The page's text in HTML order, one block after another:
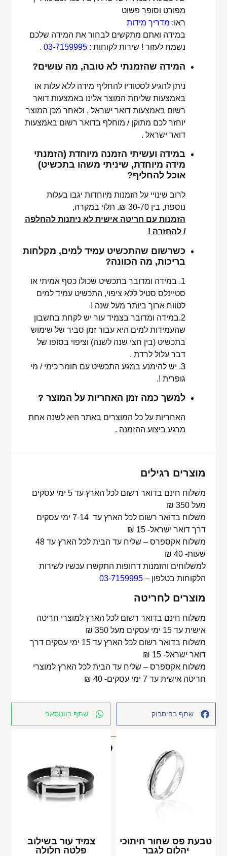
מפורט וסופר פשוט
ראו: מדריך מידות
במידה ואתם מתקשים לבחור את המידה שלכם
נשמח לעזור ! שירות לקוחות :03-7159995
.
המידה שהזמנתי לא טובה, מה עושים?
ניתן להגיע לסטודיו להחליף מידה ללא עלות או
באמצעות שליחת המוצר אלינו באמצעות דואר
רשום באמצעות דואר ישראל , ולאחר מכן המוצר
יוחזר לכם מתוקן / מוחלף בדואר רשום באמצעות
דואר ישראל .
במידה ועשיתי הזמנה מיוחדת (הזמנתי
מידה מיוחדת, שיניתי משהו בתכשיט)
אוכל להחליף?
לרוב שינויי על הזמנות מיוחדות יגבו בעלות
נוספת, בין 30-70 ₪. תלוי במקרה,
הזמנות עם חריטה אישית לא ניתנות להחלפה
/ להחזרה !
כשרשום שהתכשיט עמיד למים, מקלחות
בריכות, מה הכוונה?
1. במידה ומדובר בתכשיט שכולו כסף אמיתי או
סטיינלס סטיל ללא ציפוי, התכשיט עמיד למים
לטווח ארוך ביותר מעל שנה !
2.במידה ומדובר בצמיד עור יש לקחת בחשבון
שהעמידות למים היא עבור זמן סביר של שימוש
בתכשיט (בין חצי שנה לשנה) וציפוי בסופו של
דבר עלול לרדת .
3. יש להימנע במגע התכשיט עם חומר כימי / מי
גופרית !.
למשך כמה זמן האחריות על המוצר ?
האחריות על כל המוצרים באתר היא לשנה אחת
מרגע ביצוע ההזמנה .
מוצרים רגילים
משלוח חינם בדואר רשום לכל הארץ עד 5 ימי עסקים
מעל 350 ₪
משלוח בדואר רשום לכל הארץ עד 7-14 ימי עסקים
דרך דואר ישראל- 15 ₪
משלוח אקספרס – שליח עד הבית לכל הארץ עד 48
שעות- 40 ₪
למשלוחים והזמנות דחופות התקשרו עכשיו לשירות
הלקוחות בטלפון –03-7159995
מוצרים לחריטה
משלוח חינם בדואר רשום לכל הארץ למוצרי חריטה
אישית עד 15 ימי עסקים מעל 350 ₪
משלוח בדואר רשום לכל הארץ עד 15 ימי עסקים דרך
דואר ישראל- 15 ₪
משלוח אקספרס – שליח עד הבית לכל הארץ למוצרי
חריטה אישית עד 7 ימי עסקים- 40 ₪
שתף בפיסבוק שתף בווטסאפ
מוצרים קשורים
טבעת פס שחור חיתוכי
יהלום לגבר
צמיד עור בשילוב
פלטה חלולה